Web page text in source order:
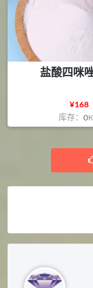
盐酸四咪
¥168
库存： 0